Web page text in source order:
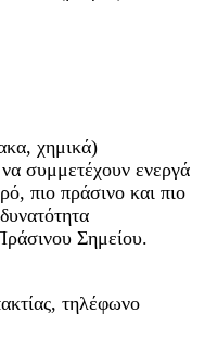
χημικά)
συμμετέχουν ενεργά
πιο πράσινο και πιο
Σημείου.
τηλέφωνο